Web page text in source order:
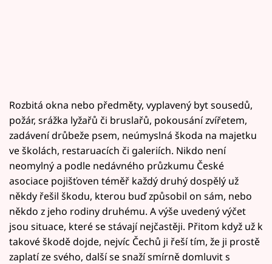
Rozbitá okna nebo předměty, vyplavený byt sousedů,
požár, srážka lyžařů či bruslařů, pokousání zvířetem,
zadávení drůbeže psem, neúmyslná škoda na majetku
ve školách, restaruacích či galeriích. Nikdo není
neomylný a podle nedávného průzkumu České
asociace pojišťoven téměř každý druhý dospělý už
někdy řešil škodu, kterou buď způsobil on sám, nebo
někdo z jeho rodiny druhému. A výše uvedený výčet
jsou situace, které se stávají nejčastěji. Přitom když už k
takové škodě dojde, nejvíc Čechů ji řeší tím, že ji prostě
zaplatí ze svého, další se snaží smírně domluvit s